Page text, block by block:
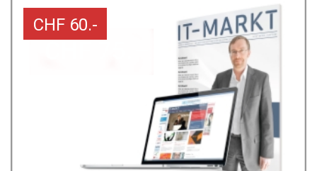
CHF 60.-